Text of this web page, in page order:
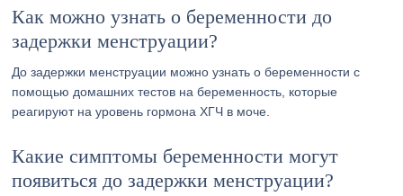
Как можно узнать о беременности до
задержки менструации?
До задержки менструации можно узнать о беременности с
помощью домашних тестов на беременность, которые
реагируют на уровень гормона ХГЧ в моче.
Какие симптомы беременности могут
появиться до задержки менструации?